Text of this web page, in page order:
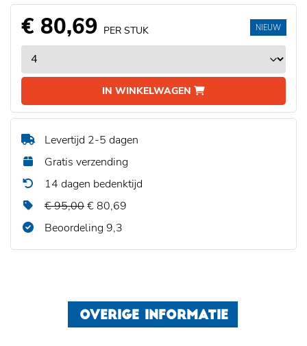
€ 80,69 PER STUK
IN WINKELWAGEN
NIEUW
Levertijd 2-5 dagen
Gratis verzending
14 dagen bedenktijd
€ 95,00€ 80,69
Beoordeling 9,3
OVERIGE INFORMATIE